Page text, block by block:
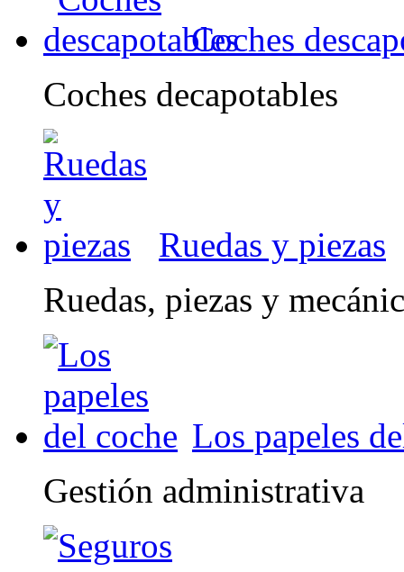
Coches
Coches decapotables
Ruedas y piezas
Ruedas, piezas y
Los papeles
Gestión administrativa